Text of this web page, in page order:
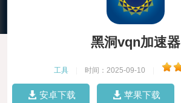
黑洞vqn加速器
工具 时间：2025-09-10
安卓下载 苹果下载